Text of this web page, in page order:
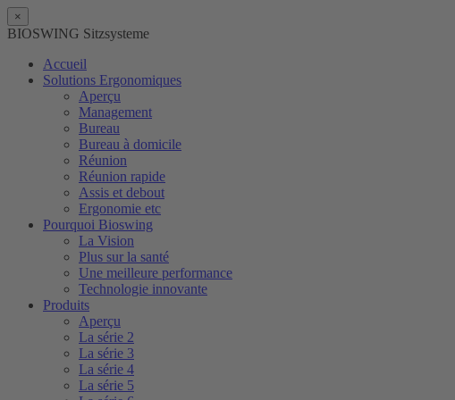
×
BIOSWING Sitzsysteme
Accueil
Solutions Ergonomiques
Aperçu
Management
Bureau
Bureau à domicile
Réunion
Réunion rapide
Assis et debout
Ergonomie etc
Pourquoi Bioswing
La Vision
Plus sur la santé
Une meilleure performance
Technologie innovante
Produits
Aperçu
La série 2
La série 3
La série 4
La série 5